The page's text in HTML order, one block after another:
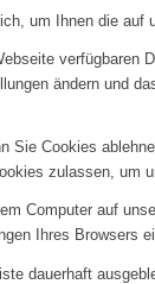
um Ihnen die auf
verfügbaren
ändern und
Sie Cookies
zulassen, um
Computer auf
Ihres Browsers
dauerhaft